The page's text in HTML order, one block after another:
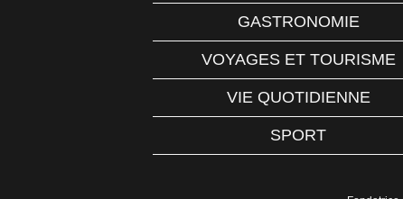
GASTRONOMIE
VOYAGES ET TOURISME
VIE QUOTIDIENNE
SPORT